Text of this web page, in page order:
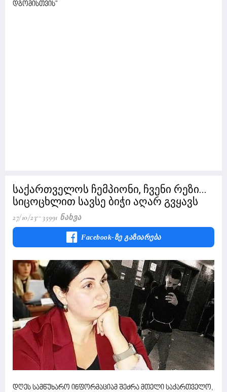
დგომისთვის"
საქართველოს ჩემპიონი, ჩვენი რეზი...
სიცოცხლით სავსე ბიჭი აღარ გვყავს
27/10/23 35991 Ნახვა
Facebook-Ზე Გაზიარება
დღეს სამწუხარო ინფორმაციამ შეძრა მთელი საქართველო,